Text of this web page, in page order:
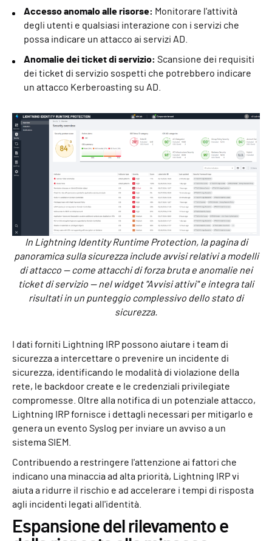
Accesso anomalo alle risorse: Monitorare l'attività
degli utenti e qualsiasi interazione con i servizi che
possa indicare un attacco ai servizi AD.
Anomalie dei ticket di servizio: Scansione dei requisiti
dei ticket di servizio sospetti che potrebbero indicare
un attacco Kerberoasting su AD.
In Lightning Identity Runtime Protection, la pagina di
panoramica sulla sicurezza include avvisi relativi a modelli
di attacco — come attacchi di forza bruta e anomalie nei
ticket di servizio — nel widget "Avvisi attivi" e integra tali
risultati in un punteggio complessivo dello stato di
sicurezza.
I dati forniti Lightning IRP possono aiutare i team di
sicurezza a intercettare o prevenire un incidente di
sicurezza, identificando le modalità di violazione della
rete, le backdoor create e le credenziali privilegiate
compromesse. Oltre alla notifica di un potenziale attacco,
Lightning IRP fornisce i dettagli necessari per mitigarlo e
genera un evento Syslog per inviare un avviso a un
sistema SIEM.
Contribuendo a restringere l'attenzione ai fattori che
indicano una minaccia ad alta priorità, Lightning IRP vi
aiuta a ridurre il rischio e ad accelerare i tempi di risposta
agli incidenti legati all'identità.
Espansione del rilevamento e